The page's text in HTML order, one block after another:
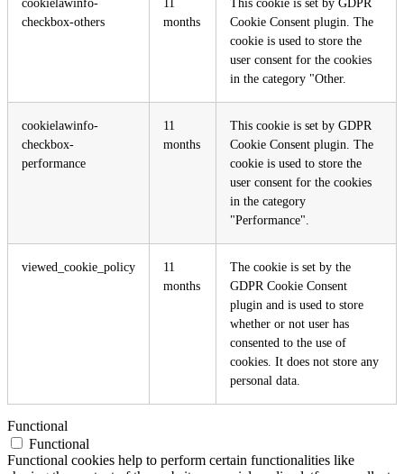
cookielawinfo-
checkbox-others
11
months
This cookie is set by GDPR
Cookie Consent plugin. The
cookie is used to store the
user consent for the cookies
in the category "Other.
cookielawinfo-
checkbox-
performance
11
months
This cookie is set by GDPR
Cookie Consent plugin. The
cookie is used to store the
user consent for the cookies
in the category
"Performance".
viewed_cookie_policy
11
months
The cookie is set by the
GDPR Cookie Consent
plugin and is used to store
whether or not user has
consented to the use of
cookies. It does not store any
personal data.
Functional
Functional
Functional cookies help to perform certain functionalities like